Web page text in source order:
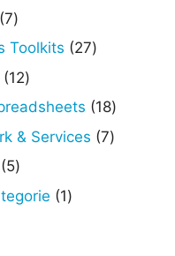
producten
77
producten
Toolkits 2727
1212
producten1818
producten
& Services 77
55
producten
11